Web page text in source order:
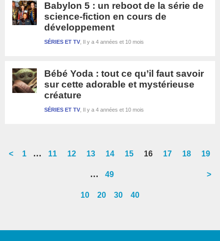
Babylon 5 : un reboot de la série de
science-fiction en cours de
développement
Il y a 4 années et 10 mois
SÉRIES ET TV
Bébé Yoda : tout ce qu’il faut savoir
sur cette adorable et mystérieuse
créature
Il y a 4 années et 10 mois
SÉRIES ET TV
<
Go
1
Interim
…
Go
11
Go
12
Go
page
13
Go
page
14
Go
15
Go
16
Go
17
Go
18
Go
page
19
Interim
omitted
…
Go
page
49 >
10 20 30 40
latérale